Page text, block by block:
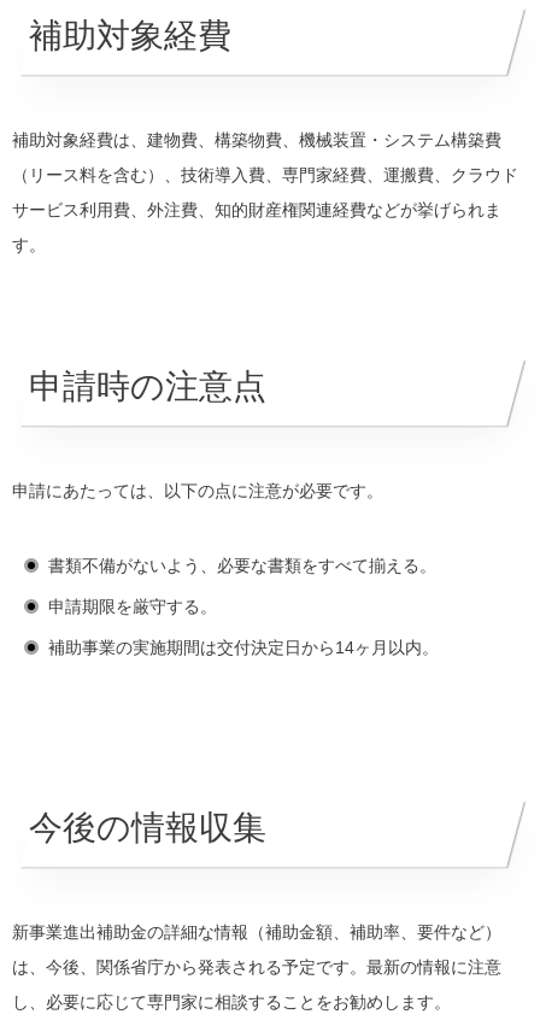
補助対象経費
補助対象経費は、建物費、構築物費、機械装置・システム構築費
（リース料を含む）、技術導入費、専門家経費、運搬費、クラウド
サービス利用費、外注費、知的財産権関連経費などが挙げられま
す。
申請時の注意点
申請にあたっては、以下の点に注意が必要です。
書類不備がないよう、必要な書類をすべて揃える。
申請期限を厳守する。
補助事業の実施期間は交付決定日から14ヶ月以内。
今後の情報収集
新事業進出補助金の詳細な情報（補助金額、補助率、要件など）
は、今後、関係省庁から発表される予定です。最新の情報に注意
し、必要に応じて専門家に相談することをお勧めします。